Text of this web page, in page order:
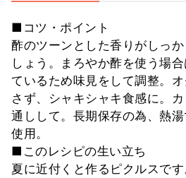
■コツ・ポイント
酢のツーンとした香りがしっ
しょう。まろやか酢を使う場
ているため味見をして調整。
さず、シャキシャキ食感に。
通しして。長期保存の為、熱
使用。
■このレシピの生い立ち
夏に近付くと作るピクルスで